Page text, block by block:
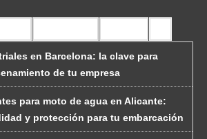
en Barcelona: la clave para
de tu empresa
para moto de agua en Alicante:
y protección para tu embarcación